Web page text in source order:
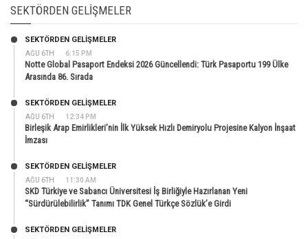
SEKTÖRDEN GELIŞMELER
AĞU 6TH 6:15 PM
SEKTÖRDEN GELIŞMELER
Notte Global Pasaport Endeksi 2026 Güncellendi: Türk Pasaportu 199 Ülke
Arasında 86. Sırada
AĞU 6TH 12:34 PM
SEKTÖRDEN GELIŞMELER
Birleşik Arap Emirlikleri’nin İlk Yüksek Hızlı Demiryolu Projesine Kalyon İnşaat
İmzası
AĞU 6TH 11:30 AM
SEKTÖRDEN GELIŞMELER
SKD Türkiye ve Sabancı Üniversitesi İş Birliğiyle Hazırlanan Yeni
“Sürdürülebilirlik” Tanımı TDK Genel Türkçe Sözlük’e Girdi
SEKTÖRDEN GELIŞMELER